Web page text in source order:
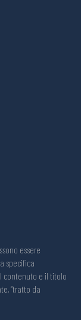
essere
specifica
contenuto e il titolo
“tratto da